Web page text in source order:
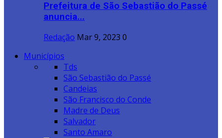
Prefeitura de São Sebastião do Passé
anuncia...
Redação Mar 9, 2023 0
Municípios
Tds
São Sebastião do Passé
Candeias
São Francisco do Conde
Madre de Deus
Salvador
Santo Amaro